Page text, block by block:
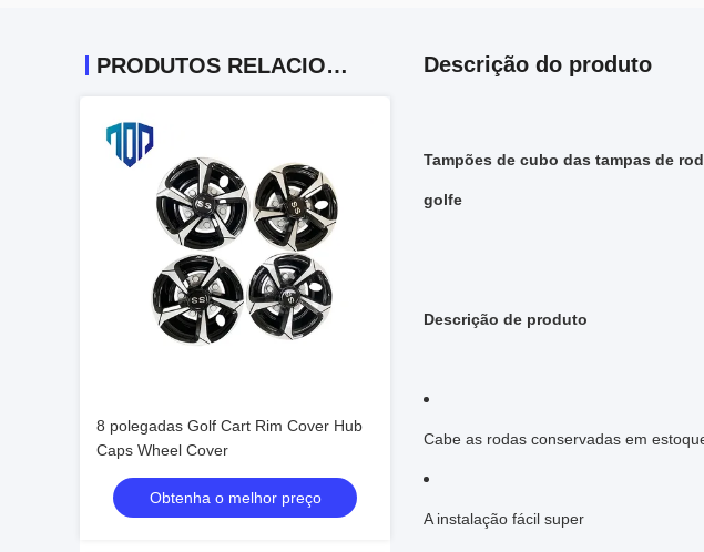
PRODUTOS RELACIONADOS
8 polegadas Golf Cart Rim Cover Hub
Caps Wheel Cover
Obtenha o melhor preço
Descrição do produto
Tampões de cubo das tampas de
golfe
Descrição de produto
Cabe as rodas conservadas em
A instalação fácil super